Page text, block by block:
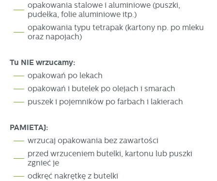
opakowania stalowe i aluminiowe (puszki,
pudełka, folie aluminiowe itp.)
opakowania typu tetrapak (kartony np. po mleku
oraz napojach)
Tu NIE wrzucamy:
opakowań po lekach
opakowań i butelek po olejach i smarach
puszek i pojemników po farbach i lakierach
PAMIETAJ:
wrzucaj opakowania bez zawartości
przed wrzuceniem butelki, kartonu lub puszki
zgnieć je
odkręć nakrętkę z butelki
Twoich zwyczajów dotyczących przeglądanej witryny
internetowej. Treści promocyjne mogą pojawić się na
stronach podmiotów trzecich lub firm będących naszymi
partnerami oraz innych dostawców usług. Firmy te działają
społecznościowych.